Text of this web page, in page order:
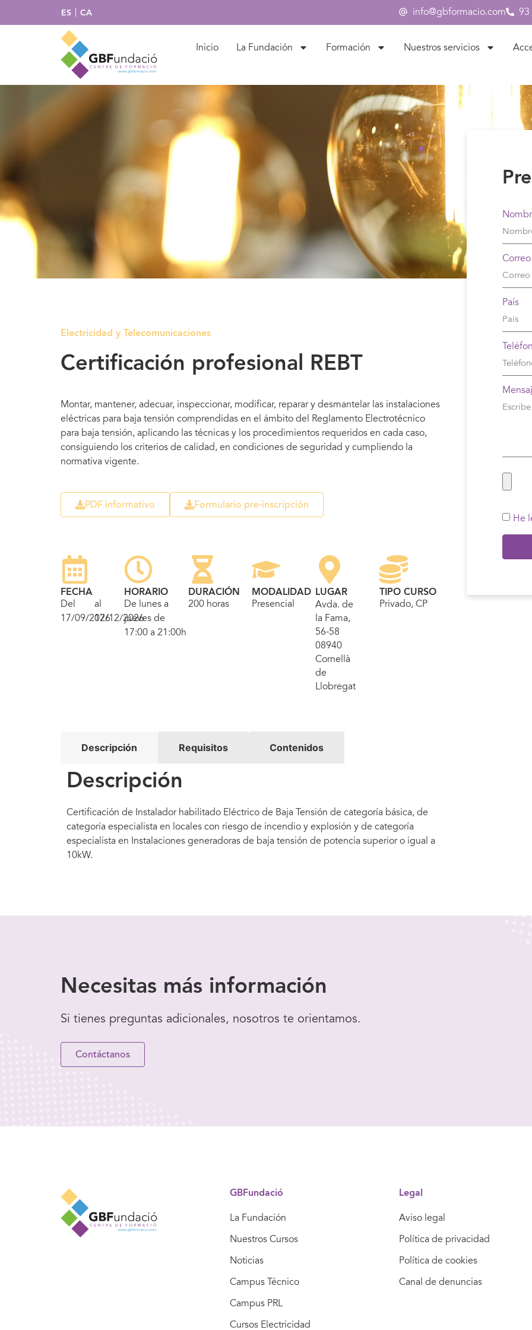
ES CA info@gbformacio.com 93
Inicio La Fundación Formación Nuestros servicios
Electricidad y Telecomunicaciones
Certificación profesional REBT
Montar, mantener, adecuar, inspeccionar, modificar, reparar y desmantelar las instalaciones
eléctricas para baja tensión comprendidas en el ámbito del Reglamento Electrotécnico
para baja tensión, aplicando las técnicas y los procedimientos requeridos en cada caso,
consiguiendo los criterios de calidad, en condiciones de seguridad y cumpliendo la
normativa vigente.
PDF informativo Formulario pre-inscripción
FECHA
Del
17/09/2026
al
17/12/2026
HORARIO
De lunes a
jueves de
17:00 a 21:00h
DURACIÓN
200 horas
MODALIDAD
Presencial
LUGAR
Avda. de
la Fama,
56-58
08940
Cornellà
de
Llobregat
TIPO CURSO
Privado, CP
Descripción Requisitos Contenidos
Descripción
Certificación de Instalador habilitado Eléctrico de Baja Tensión de categoría básica, de
categoría especialista en locales con riesgo de incendio y explosión y de categoría
especialista en Instalaciones generadoras de baja tensión de potencia superior o igual a
10kW.
País
He
Necesitas más información
Si tienes preguntas adicionales, nosotros te orientamos.
Contáctanos
GBFundació
La Fundación
Nuestros Cursos
Noticias
Campus Técnico
Campus PRL
Cursos Electricidad
Legal
Aviso legal
Política de privacidad
Política de cookies
Canal de denuncias